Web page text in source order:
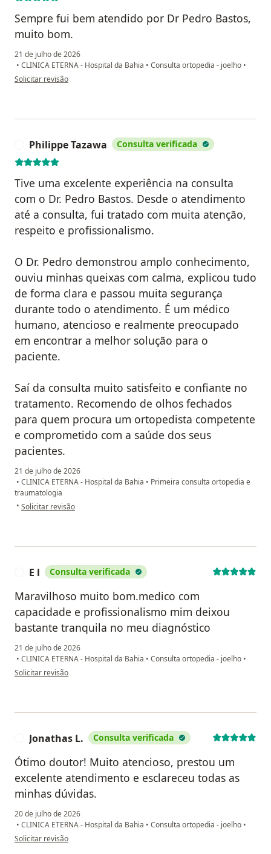
Sempre fui bem atendido por Dr Pedro Bastos,
muito bom.
21 de julho de 2026
• CLINICA ETERNA - Hospital da Bahia • Consulta ortopedia - joelho •
na opinião do utilizador Maurício Matos de Figueiredo
Solicitar revisão
Philippe Tazawa Consulta verificada
Tive uma excelente experiência na consulta
com o Dr. Pedro Bastos. Desde o atendimento
até a consulta, fui tratado com muita atenção,
respeito e profissionalismo.
O Dr. Pedro demonstrou amplo conhecimento,
ouviu minhas queixas com calma, explicou tudo
de forma clara e passou muita segurança
durante todo o atendimento. É um médico
humano, atencioso e realmente preocupado
em encontrar a melhor solução para o
paciente.
Saí da consulta muito satisfeito e confiante no
tratamento. Recomendo de olhos fechados
para quem procura um ortopedista competente
e comprometido com a saúde dos seus
pacientes.
21 de julho de 2026
• CLINICA ETERNA - Hospital da Bahia • Primeira consulta ortopedia e
traumatologia
• na opinião do utilizador Philippe Tazawa
Solicitar revisão
E l Consulta verificada
Maravilhoso muito bom.medico com
capacidade e profissionalismo mim deixou
bastante tranquila no meu diagnóstico
21 de julho de 2026
• CLINICA ETERNA - Hospital da Bahia • Consulta ortopedia - joelho •
na opinião do utilizador E l
Solicitar revisão
Jonathas L. Consulta verificada
Ótimo doutor! Muito atencioso, prestou um
excelente atendimento e esclareceu todas as
minhas dúvidas.
20 de julho de 2026
• CLINICA ETERNA - Hospital da Bahia • Consulta ortopedia - joelho •
na opinião do utilizador Jonathas L.
Solicitar revisão